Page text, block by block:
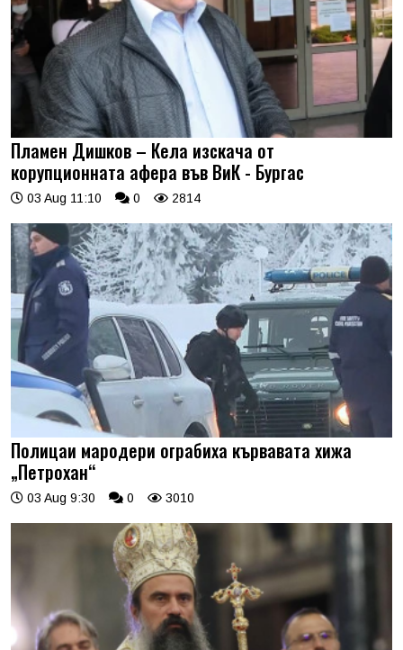
Пламен Дишков – Кела изскача от
корупционната афера във ВиК - Бургас
03 Aug 11:10 0 2814
Полицаи мародери ограбиха кървавата хижа
„Петрохан“
03 Aug 9:30 0 3010